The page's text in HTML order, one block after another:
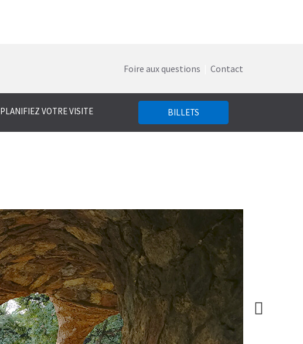
Foire aux questions Contact
PLANIFIEZ VOTRE VISITE BILLETS